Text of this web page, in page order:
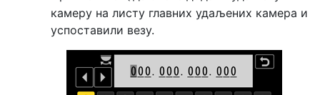
камеру на листу главних удаљених камера и
успоставили везу.